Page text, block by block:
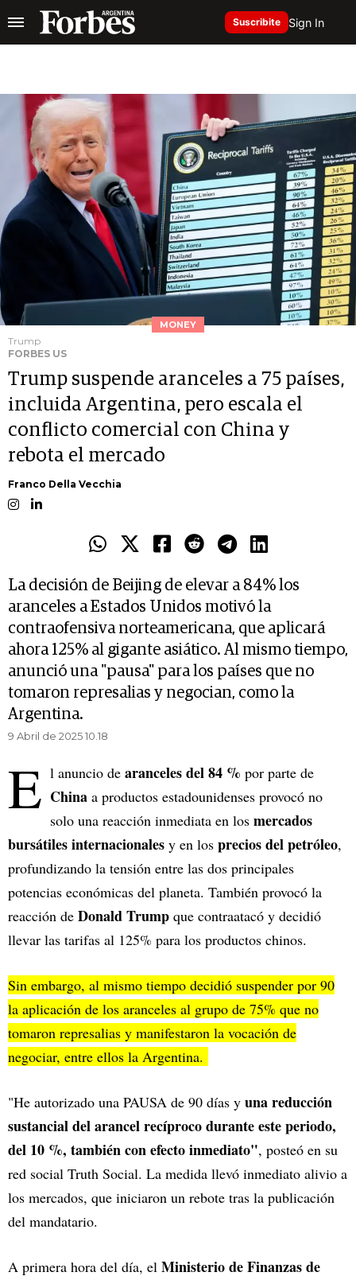
Suscribite Sign In
MONEY
Trump
FORBES US
Trump suspende aranceles a 75 países,
incluida Argentina, pero escala el
conflicto comercial con China y
rebota el mercado
Franco Della Vecchia
La decisión de Beijing de elevar a 84% los
aranceles a Estados Unidos motivó la
contraofensiva norteamericana, que aplicará
ahora 125% al gigante asiático. Al mismo tiempo,
anunció una "pausa" para los países que no
tomaron represalias y negocian, como la
Argentina.
9 Abril de 2025 10.18
E l anuncio de aranceles del 84 % por parte de
China a productos estadounidenses provocó no
solo una reacción inmediata en los mercados
bursátiles internacionales y en los precios del petróleo,
profundizando la tensión entre las dos principales
potencias económicas del planeta. También provocó la
reacción de Donald Trump que contraatacó y decidió
llevar las tarifas al 125% para los productos chinos.
Sin embargo, al mismo tiempo decidió suspender por 90
la aplicación de los aranceles al grupo de 75% que no
tomaron represalias y manifestaron la vocación de
negociar, entre ellos la Argentina.
"He autorizado una PAUSA de 90 días y una reducción
sustancial del arancel recíproco durante este periodo,
del 10 %, también con efecto inmediato", posteó en su
red social Truth Social. La medida llevó inmediato alivio a
los mercados, que iniciaron un rebote tras la publicación
del mandatario.
A primera hora del día, el Ministerio de Finanzas de